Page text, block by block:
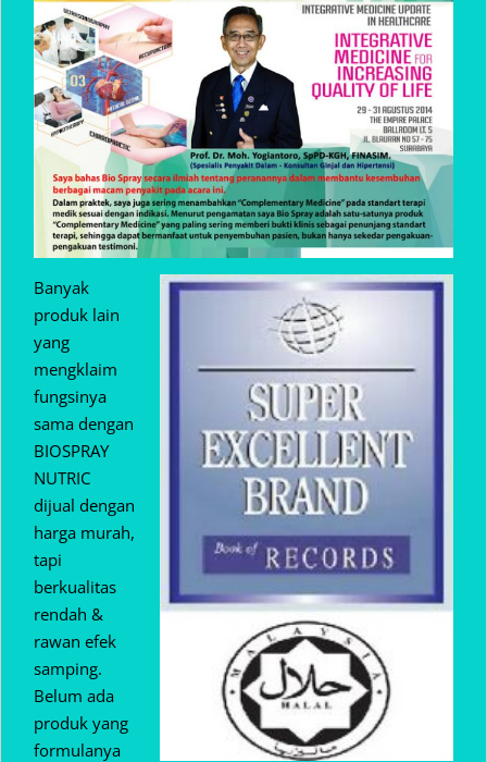
Banyak
produk lain
yang
mengklaim
fungsinya
sama dengan
BIOSPRAY
NUTRIC
dijual dengan
harga murah,
tapi
berkualitas
rendah &
rawan efek
samping.
Belum ada
produk yang
formulanya